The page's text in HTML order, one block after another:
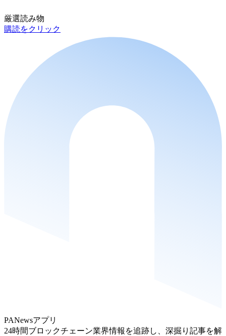
厳選読み物
購読をクリック
PANewsアプリ
24時間ブロックチェーン業界情報を追跡し、深掘り記事を解